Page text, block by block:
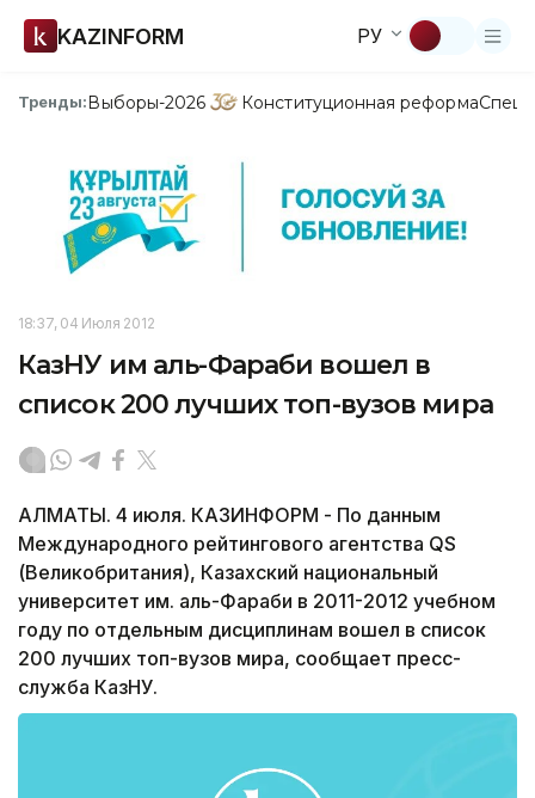
KAZINFORM РУ
Тренды:Выборы-2026 Конституционная реформа
18:37, 04 Июля 2012
КазНУ им аль-Фараби вошел в
список 200 лучших топ-вузов мира
АЛМАТЫ. 4 июля. КАЗИНФОРМ - По данным
Международного рейтингового агентства QS
(Великобритания), Казахский национальный
университет им. аль-Фараби в 2011-2012 учебном
году по отдельным дисциплинам вошел в список
200 лучших топ-вузов мира, сообщает пресс-
служба КазНУ.